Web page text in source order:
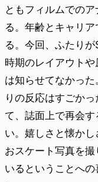
ともフィルムでの
る。年齢とキャリ
る。今回、ふたり
時期のレイアウト
は知らせてなかっ
りの反応はすごか
て、誌面上で再会
い。嬉しさと懐か
おスケート写真を
いるということへ